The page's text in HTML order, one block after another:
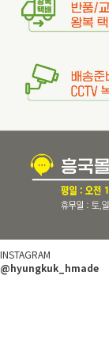
INSTAGRAM
@hyungkuk_hmade